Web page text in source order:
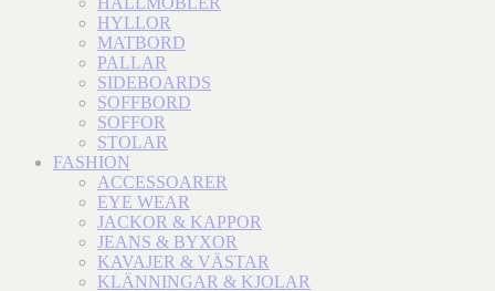
HYLLOR
MATBORD
PALLAR
SIDEBOARDS
SOFFBORD
SOFFOR
STOLAR
FASHION
ACCESSOARER
EYE WEAR
JACKOR & KAPPOR
JEANS & BYXOR
KAVAJER & VÄSTAR
KLÄNNINGAR & KJOLAR